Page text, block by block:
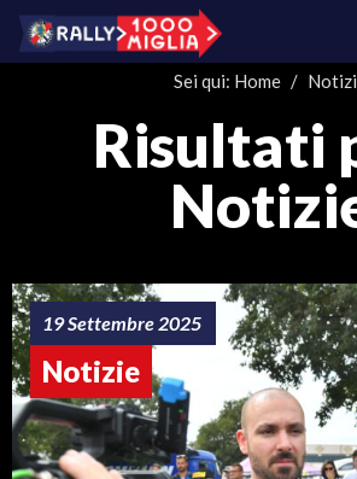
Sei qui: Home /
Risultati
19 Settembre 2025
Notizie